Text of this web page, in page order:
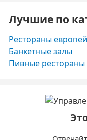
Лучшие по
Рестораны
Банкетные залы
Пивные рестораны